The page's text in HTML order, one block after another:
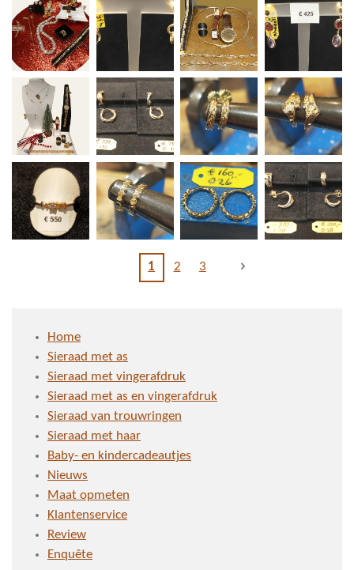
1 2 3
Home
Sieraad met as
Sieraad met vingerafdruk
Sieraad met as en vingerafdruk
Sieraad van trouwringen
Sieraad met haar
Baby- en kindercadeautjes
Nieuws
Maat opmeten
Klantenservice
Review
Enquête